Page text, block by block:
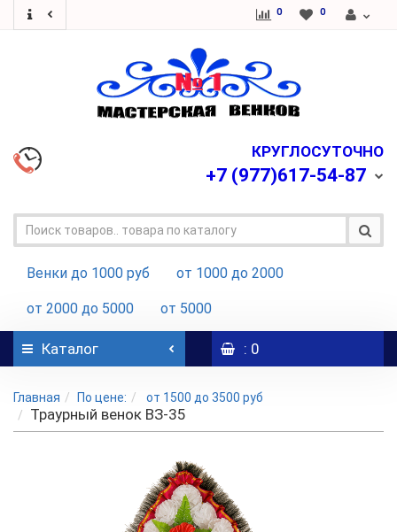
0 0
КРУГЛОСУТОЧНО
+7 (977)617-54-87
Венки до 1000 руб от 1000 до 2000
от 2000 до 5000 от 5000
Каталог : 0
Главная По цене: от 1500 до 3500 руб
Траурный венок BЗ-35